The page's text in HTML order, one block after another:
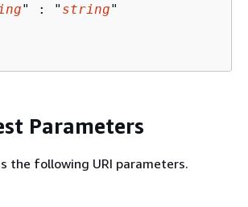
" : " string"
Parameters
the following URI parameters.